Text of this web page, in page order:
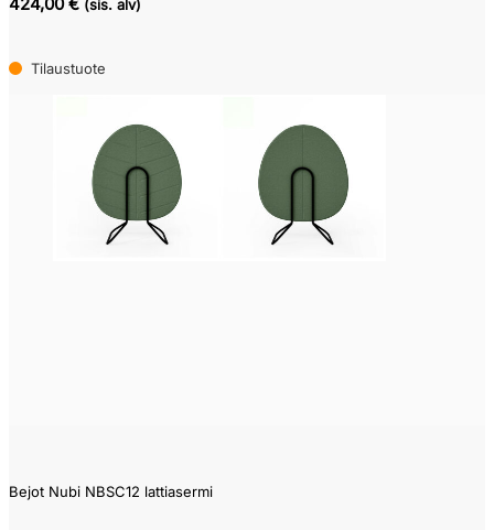
Tarjouskori
toimitusaikaa(0)
(sis. alv)
Tilaustuote
Bejot Nubi NBSC12 lattiasermi